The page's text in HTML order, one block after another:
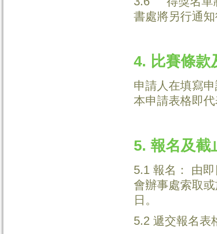
書處將另行通
4. 比賽條款
申請人在填寫
本申請表格即
5. 報名及截
5.1 報名： 由
會辦事處索取
日。
5.2 遞交報名表